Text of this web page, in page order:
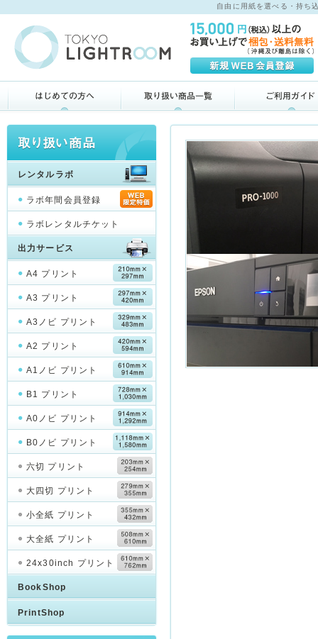
自由に用紙を選べる・持ち
レンタルラボ
ラボ年間会員登録
ラボレンタルチケット
出力サービス
A4 プリント
A3 プリント
A3ノビ プリント
A2 プリント
A1ノビ プリント
B1 プリント
A0ノビ プリント
B0ノビ プリント
六切 プリント
大四切 プリント
小全紙 プリント
大全紙 プリント
24x30inch プリント
BookShop
PrintShop